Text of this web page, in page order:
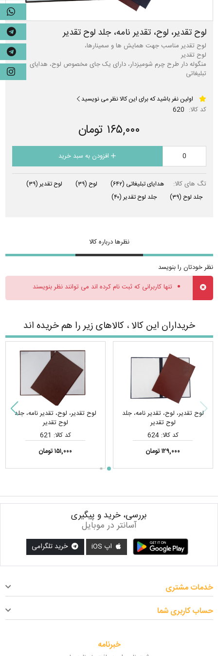
لوح تقدیر، لوح، تقدیر نامه، جلد لوح تقدیر
منگوله دار طرح چرم شومیزدار، دارای یک جای مخصوص لوح، هدایای
تبلیغاتی
اولین نفر باشید که برای این کالا نظر می نویسید
کد کالا: 620
۱۶۵,۰۰۰ تومان
افزودن به سبد خرید
تگ های کالا: هدایای تبلیغاتی (۶۴۲) لوح (۳۹) لوح تقدیر (۳۹)
جلد لوح (۳۹) جلد لوح تقدیر (۴۰)
نظرها درباره کالا
نظر خودتان را بنویسد
تنها کاربرانی که ثبت نام کرده اند می توانند نظر بنویسند
خریداران این کالا ، کالاهای زیر را هم خریده اند
لوح تقدیر، لوح، تقدیر نامه، جلد
لوح تقدیر
کد کالا: 624
۱۲۹,۰۰۰ تومان
لوح تقدیر، لوح، تقدیر نامه، جلد
لوح تقدیر
کد کالا: 621
۱۵۱,۰۰۰ تومان
بررسی، خرید و پیگیری
آسانتر در موبایل
اپ iOS خرید تلگرامی
خبرنامه
خدمات مشتری
حساب کاربری شما